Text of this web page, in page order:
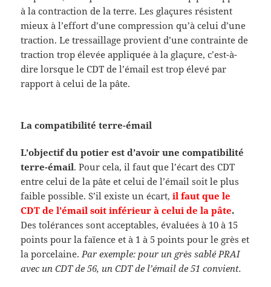
à la contraction de la terre. Les glaçures résistent
mieux à l’effort d’une compression qu’à celui d’une
traction. Le tressaillage provient d’une contrainte de
traction trop élevée appliquée à la glaçure, c’est-à-
dire lorsque le CDT de l’émail est trop élevé par
rapport à celui de la pâte.
La compatibilité terre-émail
L’objectif du potier est d’avoir une compatibilité
terre-émail. Pour cela, il faut que l’écart des CDT
entre celui de la pâte et celui de l’émail soit le plus
faible possible. S’il existe un écart,il faut que le
CDT de l’émail soit inférieur à celui de la pâte.
Des tolérances sont acceptables, évaluées à 10 à 15
points pour la faïence et à 1 à 5 points pour le grès et
la porcelaine.Par exemple: pour un grès sablé PRAI
avec un CDT de 56, un CDT de l’émail de 51 convient.